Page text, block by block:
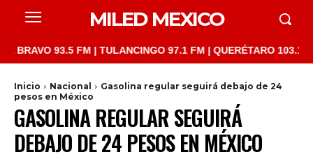
MILED MEXICO
93.5 FM | TULANCINGO 97.1 FM | QUERÉTARO 103.1 FM |
Inicio Nacional
Gasolina regular seguirá debajo de 24
pesos en México
GASOLINA REGULAR SEGUIRÁ
DEBAJO DE 24 PESOS EN MÉXICO